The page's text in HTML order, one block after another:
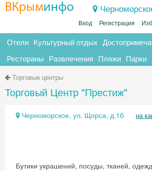
ВКрыминфо
Вход Регистрация
Отели Культурный отдых
Рестораны Развлечения Пляжи Парки
Торговые центры
Торговый Центр "Престиж"
Черноморское, ул. Щорса, д.1б на
Бутики украшений, посуды, тканей,